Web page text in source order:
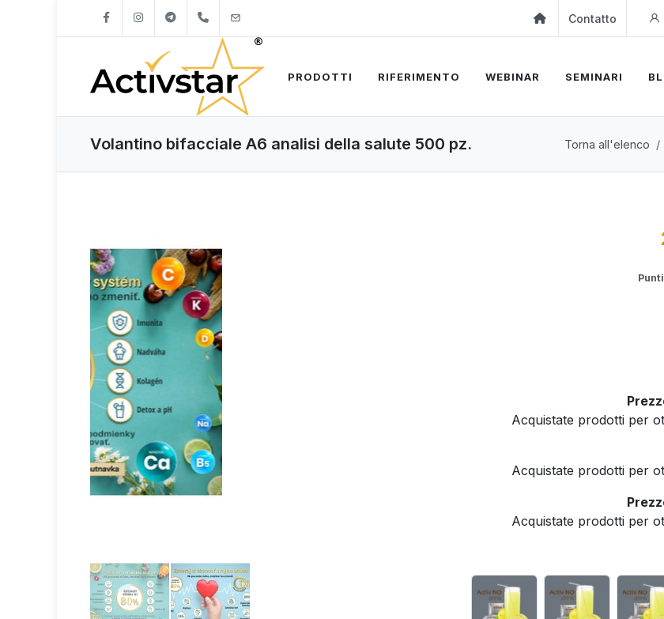
+421904262747 Contatto
PRODOTTI RIFERIMENTO WEBINAR SEMINARI
Volantino bifacciale A6 analisi della salute 500 pz. Torna all'elenco
Acquistate prodotti per
Acquistate prodotti per
Acquistate prodotti per